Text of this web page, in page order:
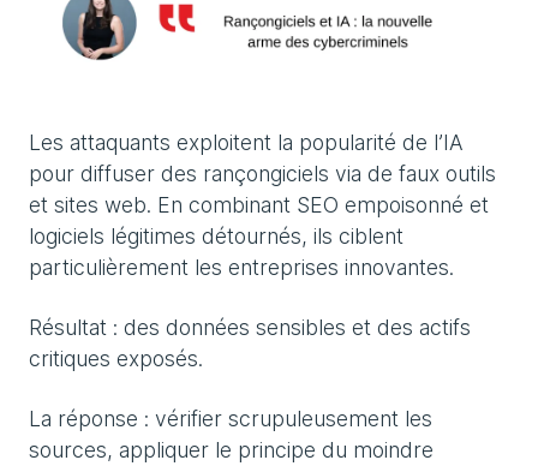
Les attaquants exploitent la popularité de l’IA
pour diffuser des rançongiciels via de faux outils
et sites web. En combinant SEO empoisonné et
logiciels légitimes détournés, ils ciblent
particulièrement les entreprises innovantes.
Résultat : des données sensibles et des actifs
critiques exposés.
La réponse : vérifier scrupuleusement les
sources, appliquer le principe du moindre